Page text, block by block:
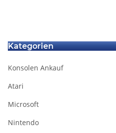
Kategorien
Konsolen Ankauf
Atari
Microsoft
Nintendo